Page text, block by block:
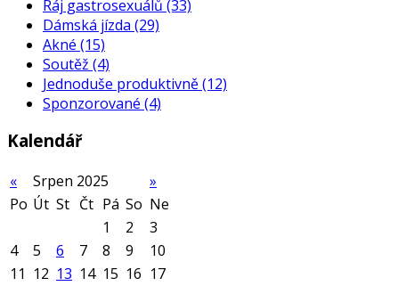
Ráj gastrosexuálů (33)
Dámská jízda (29)
Akné (15)
Soutěž (4)
Jednoduše produktivně(12)
Sponzorované (4)
Kalendář
« Srpen 2025
»
Po Út St Čt Pá So Ne
1
2
3
4
5 6 7 8 9
10
11 12 13 14 15 16 17